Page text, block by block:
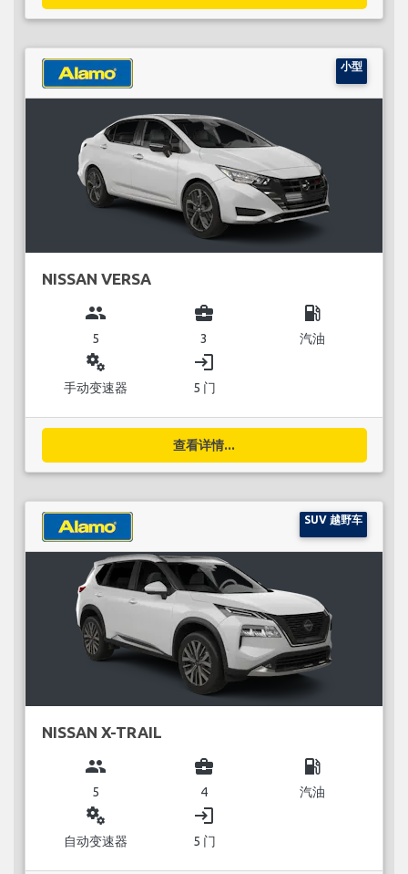
小型
NISSAN VERSA
group
5
business_center
3
local_gas_station
汽油
miscellaneous_services
手动变速器
login
5 门
查看详情...
SUV 越野车
NISSAN X-TRAIL
group
5
business_center
4
local_gas_station
汽油
miscellaneous_services
自动变速器
login
5 门